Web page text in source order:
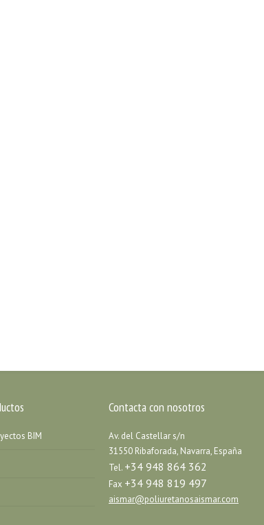
BIM
Contacta con nosotros
Av. del Castellar s/n
31550 Ribaforada, Navarra, España
Tel. +34 948 864 362
Fax +34 948 819 497
aismar@poliuretanosaismar.com